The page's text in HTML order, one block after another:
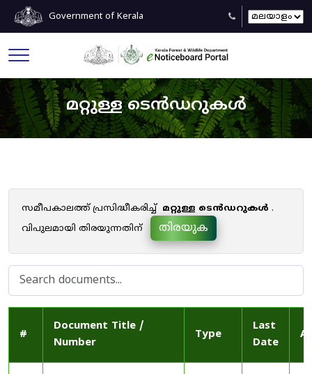
Government of Kerala
മറ്റുള്ള ടെൻഡറുകൾ
സമീപകാലത്ത് പ്രസിദ്ധീകരിച്ച് മറ്റുള്ള ടെൻഡറുകൾ .
വിപുലമായി തിരയുന്നതിന്
തിരയുക
#
Document Title /
Number
Type
Last
Date